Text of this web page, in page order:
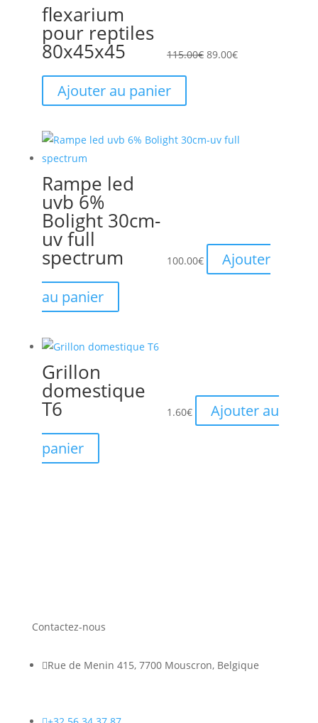
flexarium
pour reptiles
80x45x45 115.00€ initial
89.00€actuel
Ajouter au panier
Rampe led
uvb 6%
Bolight 30cm-
uv full
spectrum 100.00€
Ajouter
au panier
Grillon
domestique
T6 1.60€
Ajouter au
panier
Contactez-nous
Rue de Menin 415, 7700 Mouscron, Belgique